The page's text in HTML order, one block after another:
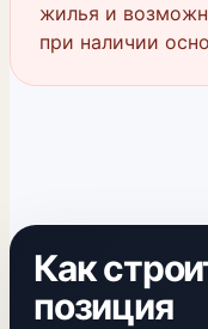
жилья и
при наличии
Как
позиция